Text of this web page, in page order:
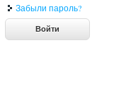
Забыли пароль?